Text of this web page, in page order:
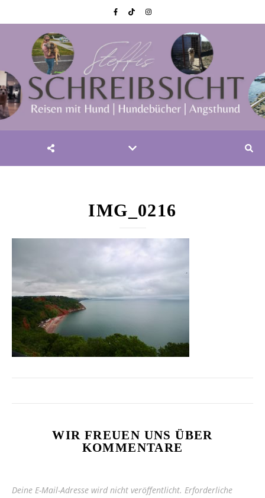
IMG_0216
WIR FREUEN UNS ÜBER
KOMMENTARE
Deine E-Mail-Adresse wird nicht veröffentlicht. Erforderliche